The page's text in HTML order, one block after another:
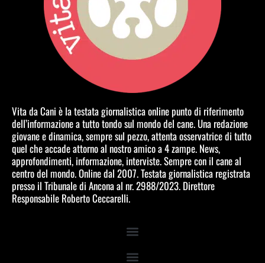
Vita da Cani è la testata giornalistica online punto di riferimento
dell’informazione a tutto tondo sul mondo del cane. Una redazione
giovane e dinamica, sempre sul pezzo, attenta osservatrice di tutto
quel che accade attorno al nostro amico a 4 zampe. News,
approfondimenti, informazione, interviste. Sempre con il cane al
centro del mondo. Online dal 2007. Testata giornalistica registrata
presso il Tribunale di Ancona al nr. 2988/2023. Direttore
Responsabile Roberto Ceccarelli.